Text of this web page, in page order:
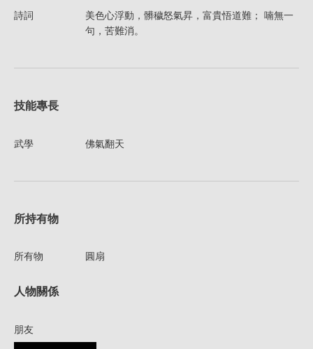
詩詞
美色心浮動，髒穢怒氣昇，富貴悟道難； 喃無一
句，苦難消。
技能專長
武學 佛氣翻天
所持有物
所有物 圓扇
人物關係
朋友